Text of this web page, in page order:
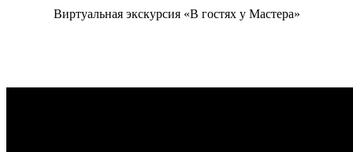
Виртуальная экскурсия «В гостях у Мастера»